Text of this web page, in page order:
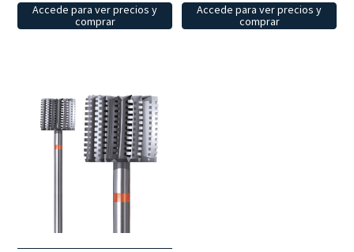
Accede para ver precios y
comprar
Accede para ver precios y
comprar